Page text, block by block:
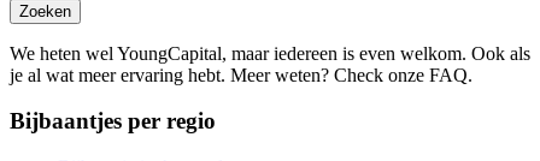
Zoeken
We heten wel YoungCapital, maar iedereen is even welkom. Ook als
je al wat meer ervaring hebt. Meer weten? Check onze FAQ.
Bijbaantjes per regio